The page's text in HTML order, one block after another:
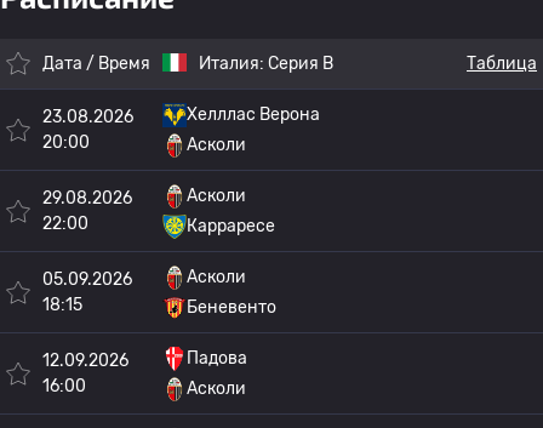
Дата / Время Италия: Серия B Таблица
23.08.2026
20:00
Хелллас Верона
Асколи
29.08.2026
22:00
Асколи
Карраресе
05.09.2026
18:15
Асколи
Беневенто
12.09.2026
16:00
Падова
Асколи